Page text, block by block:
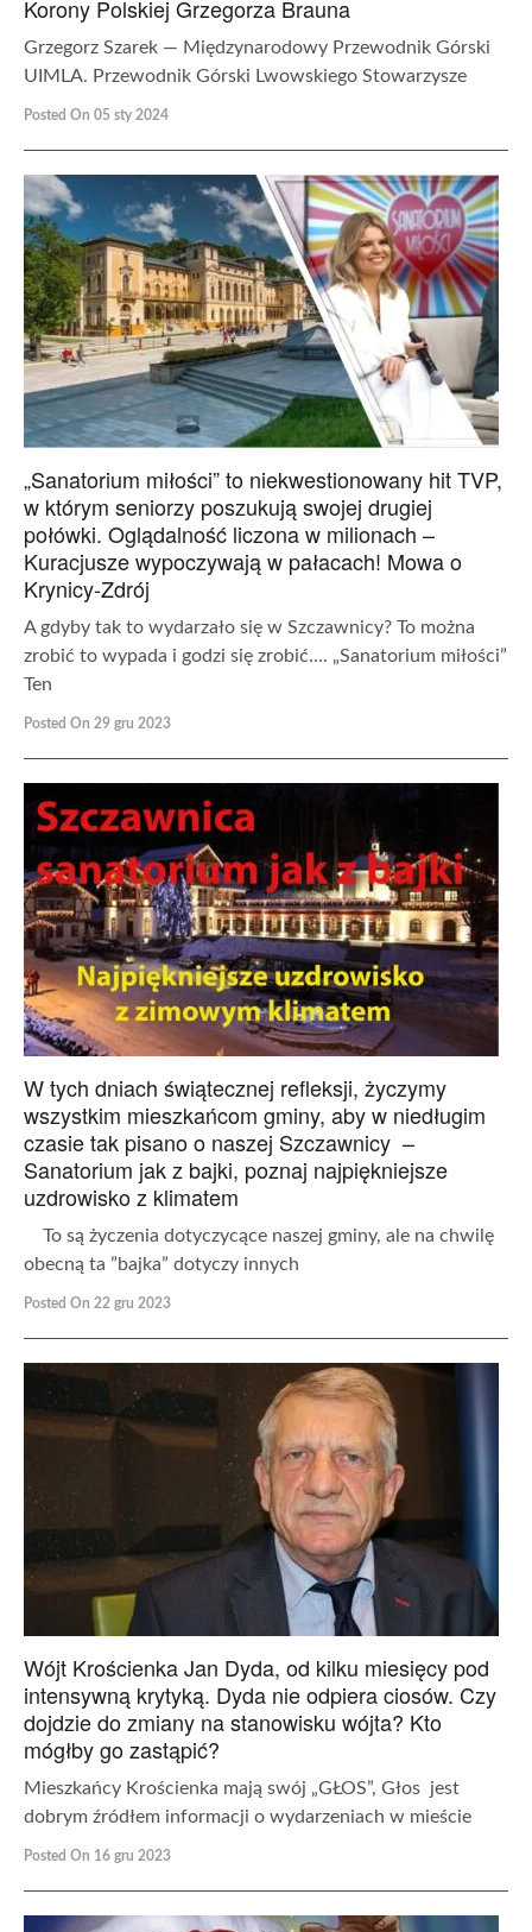
Korony Polskiej Grzegorza Brauna
Grzegorz Szarek — Międzynarodowy Przewodnik Górski
UIMLA. Przewodnik Górski Lwowskiego Stowarzysze
Posted On 05 sty 2024
„Sanatorium miłości” to niekwestionowany hit TVP,
w którym seniorzy poszukują swojej drugiej
połówki. Oglądalność liczona w milionach –
Kuracjusze wypoczywają w pałacach! Mowa o
Krynicy-Zdrój
A gdyby tak to wydarzało się w Szczawnicy? To można
zrobić to wypada i godzi się zrobić…. „Sanatorium miłości”
Ten
Posted On 29 gru 2023
W tych dniach świątecznej refleksji, życzymy
wszystkim mieszkańcom gminy, aby w niedługim
czasie tak pisano o naszej Szczawnicy –
Sanatorium jak z bajki, poznaj najpiękniejsze
uzdrowisko z klimatem
To są życzenia dotyczycące naszej gminy, ale na chwilę
obecną ta ”bajka” dotyczy innych
Posted On 22 gru 2023
Wójt Krościenka Jan Dyda, od kilku miesięcy pod
intensywną krytyką. Dyda nie odpiera ciosów. Czy
dojdzie do zmiany na stanowisku wójta? Kto
mógłby go zastąpić?
Mieszkańcy Krościenka mają swój „GŁOS”, Głos jest
dobrym źródłem informacji o wydarzeniach w mieście
Posted On 16 gru 2023